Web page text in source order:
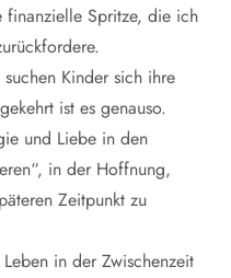
finanzielle Spritze, die ich
Kinder sich ihre
ist es genauso.
und Liebe in den
in der Hoffnung,
Zeitpunkt zu
in der Zwischenzeit